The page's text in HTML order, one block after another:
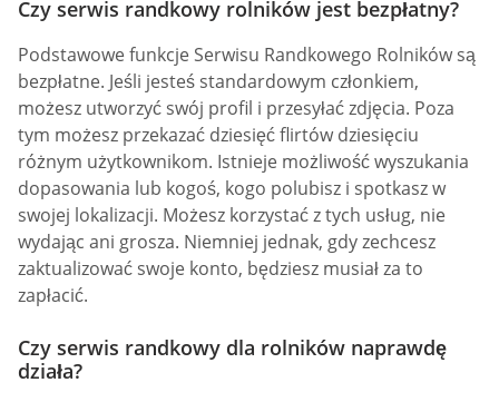
Czy serwis randkowy rolników jest bezpłatny?
Podstawowe funkcje Serwisu Randkowego Rolników są
bezpłatne. Jeśli jesteś standardowym członkiem,
możesz utworzyć swój profil i przesyłać zdjęcia. Poza
tym możesz przekazać dziesięć flirtów dziesięciu
różnym użytkownikom. Istnieje możliwość wyszukania
dopasowania lub kogoś, kogo polubisz i spotkasz w
swojej lokalizacji. Możesz korzystać z tych usług, nie
wydając ani grosza. Niemniej jednak, gdy zechcesz
zaktualizować swoje konto, będziesz musiał za to
zapłacić.
Czy serwis randkowy dla rolników naprawdę
działa?